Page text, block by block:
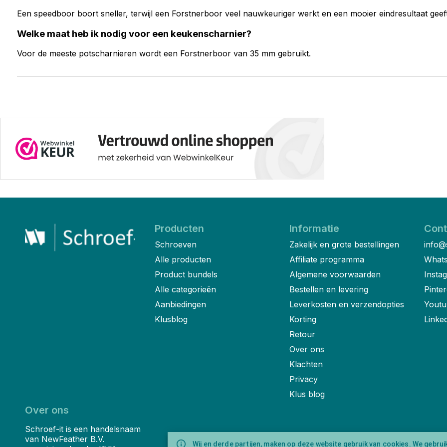
Wij en derde partijen, maken op deze website gebruik van cookies. We
Een speedboor boort sneller, terwijl een Forstnerboor veel nauwkeuriger werkt en een mooier eindresultaat
Welke maat heb ik nodig voor een keukenscharnier?
Voor de meeste potscharnieren wordt een Forstnerboor van 35 mm gebruikt.
Producten
Schroeven
Alle producten
Product bundels
Alle categorieën
Aanbiedingen
Klusblog
Informatie
Zakelijk en grote bestellingen
Affiliate programma
Algemene voorwaarden
Bestellen en levering
Leverkosten en verzendopties
Korting
Retour
Over ons
Klachten
Privacy
Klus blog
Over ons
Schroef-it is een handelsnaam
van NewFeather B.V.